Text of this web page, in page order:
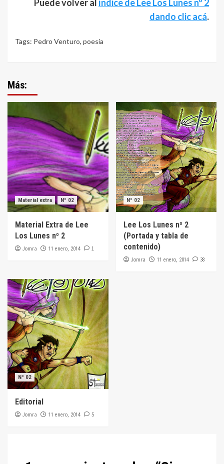
Puede volver al índice de Lee Los Lunes nº 2
dando clic acá.
Tags: Pedro Venturo, poesía
Más:
Material extra Nº 02
Material Extra de Lee
Los Lunes nº 2
Jomra 11 enero, 2014 1
Nº 02
Lee Los Lunes nº 2
(Portada y tabla de
contenido)
Jomra 11 enero, 2014 38
Nº 02
Editorial
Jomra 11 enero, 2014 5